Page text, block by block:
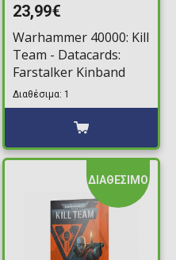
23,99€
Warhammer 40000: Kill
Team - Datacards:
Farstalker Kinband
Διαθέσιμα: 1
ΔΙΑΘΕΣΙΜΟ